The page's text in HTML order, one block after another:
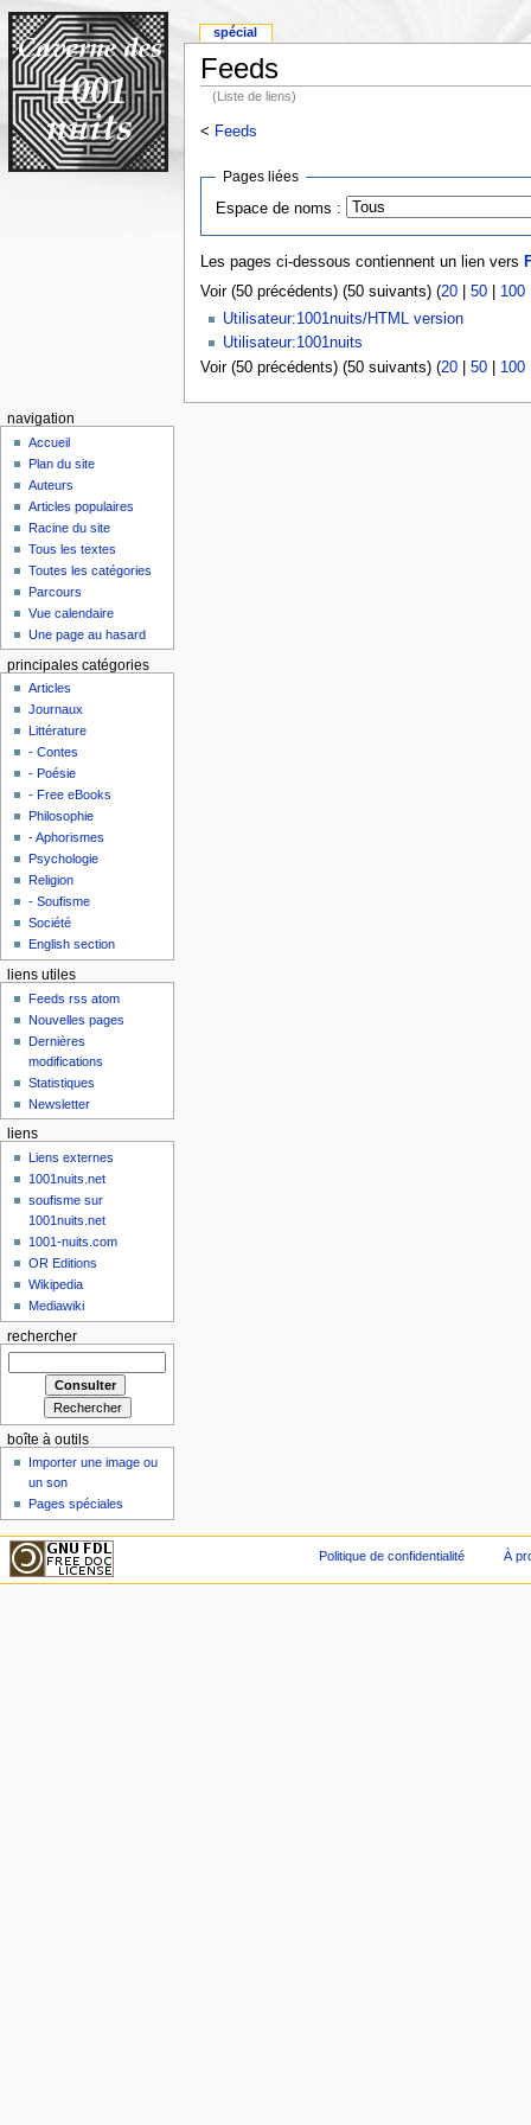
Feeds
(Liste de liens)
< Feeds
Pages liées
Espace de noms :
Les pages ci-dessous contiennent un lien vers
Voir (50 précédents) (50 suivants) (20| 50| 100
Utilisateur:1001nuits/HTML version
Utilisateur:1001nuits
Voir (50 précédents) (50 suivants) (20| 50| 100
spécial
navigation
Accueil
Plan du site
Auteurs
Articles populaires
Racine du site
Tous les textes
Toutes les catégories
Parcours
Vue calendaire
Une page au hasard
principales catégories
Articles
Journaux
Littérature
- Contes
- Poésie
- Free eBooks
Philosophie
- Aphorismes
Psychologie
Religion
- Soufisme
Société
English section
liens utiles
Feeds rss atom
Nouvelles pages
Dernières
modifications
Statistiques
Newsletter
liens
Liens externes
1001nuits.net
soufisme sur
1001nuits.net
1001-nuits.com
OR Editions
Wikipedia
Mediawiki
rechercher
boîte à outils
Importer une image ou
un son
Pages spéciales
Politique de confidentialité À